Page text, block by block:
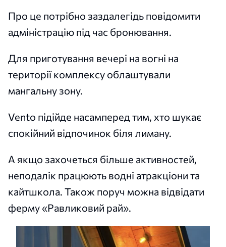
Про це потрібно заздалегідь повідомити
адміністрацію під час бронювання.
Для приготування вечері на вогні на
території комплексу облаштували
мангальну зону.
Vento підійде насамперед тим, хто шукає
спокійний відпочинок біля лиману.
А якщо захочеться більше активностей,
неподалік працюють водні атракціони та
кайтшкола. Також поруч можна відвідати
ферму «Равликовий рай».